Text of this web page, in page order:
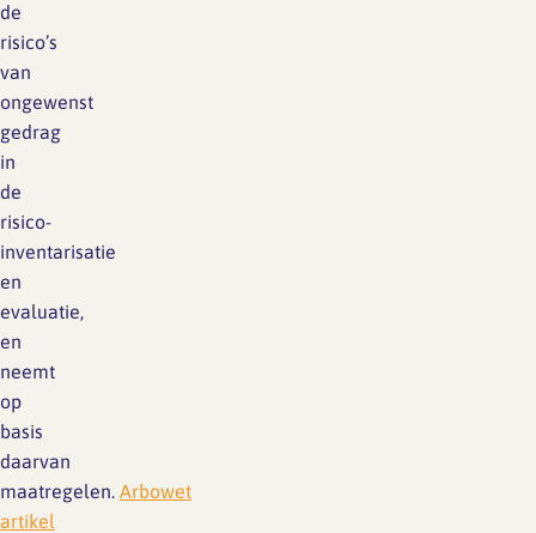
de
risico’s
van
ongewenst
gedrag
in
de
risico-
inventarisatie
en
evaluatie,
en
neemt
op
basis
daarvan
maatregelen. Arbowet
artikel